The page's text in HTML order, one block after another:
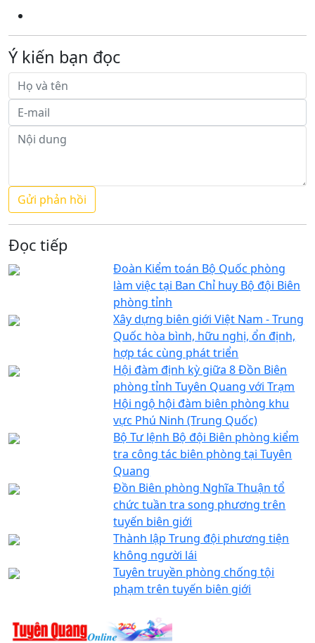
Ý kiến bạn đọc
Đọc tiếp
Đoàn Kiểm toán Bộ Quốc phòng
làm việc tại Ban Chỉ huy Bộ đội Biên
phòng tỉnh
Xây dựng biên giới Việt Nam - Trung
Quốc hòa bình, hữu nghị, ổn định,
hợp tác cùng phát triển
Hội đàm định kỳ giữa 8 Đồn Biên
phòng tỉnh Tuyên Quang với Trạm
Hội ngộ hội đàm biên phòng khu
vực Phú Ninh (Trung Quốc)
Bộ Tư lệnh Bộ đội Biên phòng kiểm
tra công tác biên phòng tại Tuyên
Quang
Đồn Biên phòng Nghĩa Thuận tổ
chức tuần tra song phương trên
tuyến biên giới
Thành lập Trung đội phương tiện
không người lái
Tuyên truyền phòng chống tội
phạm trên tuyến biên giới